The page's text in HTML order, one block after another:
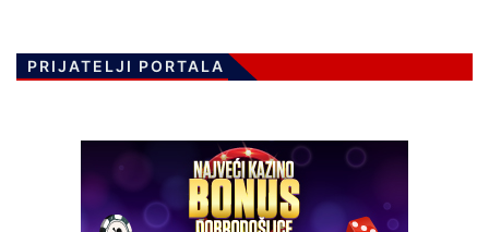
PRIJATELJI PORTALA